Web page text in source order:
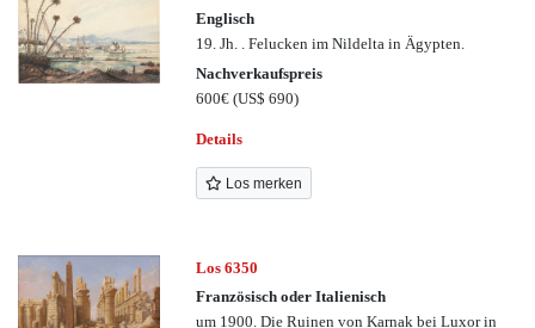
Englisch
19. Jh. . Felucken im Nildelta in Ägypten.
Nachverkaufspreis
600€(US$ 690)
Details
Los merken
Los 6350
Französisch oder Italienisch
um 1900. Die Ruinen von Karnak bei Luxor in